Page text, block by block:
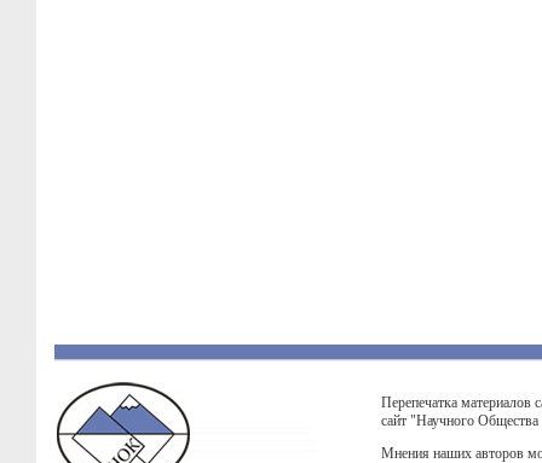
Перепечатка материалов
сайт "Научного
Мнения наших авторов